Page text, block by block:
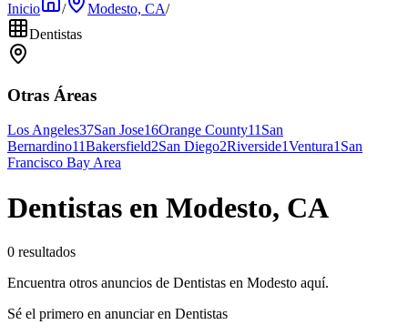
Inicio / Modesto, CA/
Dentistas
Otras Áreas
Los Angeles37San Jose16Orange County11San
Bernardino11Bakersfield2San Diego2Riverside1Ventura1San
Francisco Bay Area
Dentistas en Modesto, CA
0 resultados
Encuentra otros anuncios de Dentistas en Modesto aquí.
Sé el primero en anunciar en Dentistas